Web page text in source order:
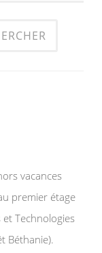
vacances
premier étage
Technologies
Béthanie).